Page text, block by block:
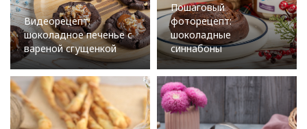
Видеорецепт:
шоколадное печенье с
вареной сгущенкой
Пошаговый
фоторецепт:
шоколадные
синнабоны